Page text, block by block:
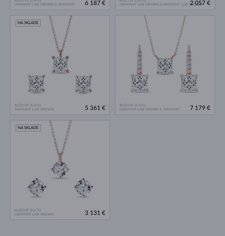
DIAMANT LAB GROWN & DIAMANT
6 187 €
DIAMANT LAB GROWN & DIAMANT LAB GROWN
2 057 €
RUŽOVÉ ZLATO
DIAMANT LAB GROWN
NA SKLADE
5 361 €
RUŽOVÉ ZLATO
DIAMANT LAB GROWN & DIAMANT
7 179 €
RUŽOVÉ ZLATO
DIAMANT LAB GROWN
NA SKLADE
3 131 €